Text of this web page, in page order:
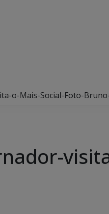
o-Mais-Social-Foto-